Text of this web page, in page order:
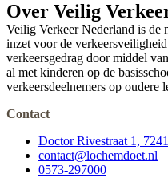
Over Veilig
Veilig Verkeer Nederland is de
inzet voor de
verkeersgedrag door middel
al met kinderen op de
verkeersdeelnemers op oudere
Contact
Doctor Rivestraat 1,
contact@lochemdoet.nl
0573-297000